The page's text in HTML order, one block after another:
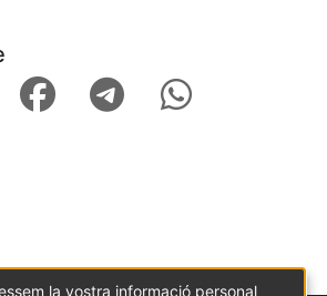
la vostra informació personal